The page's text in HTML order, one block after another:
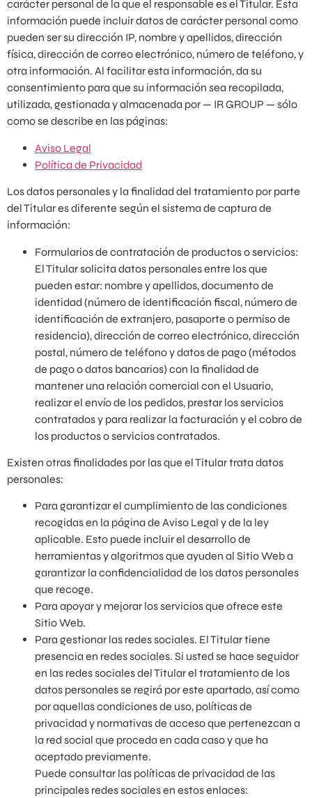
carácter personal de la que el responsable es el Titular. Esta
información puede incluir datos de carácter personal como
pueden ser su dirección IP, nombre y apellidos, dirección
física, dirección de correo electrónico, número de teléfono, y
otra información. Al facilitar esta información, da su
consentimiento para que su información sea recopilada,
utilizada, gestionada y almacenada por — IR GROUP — sólo
como se describe en las páginas:
Aviso Legal
Política de Privacidad
Los datos personales y la finalidad del tratamiento por parte
del Titular es diferente según el sistema de captura de
información:
Formularios de contratación de productos o servicios:
El Titular solicita datos personales entre los que
pueden estar: nombre y apellidos, documento de
identidad (número de identificación fiscal, número de
identificación de extranjero, pasaporte o permiso de
residencia), dirección de correo electrónico, dirección
postal, número de teléfono y datos de pago (métodos
de pago o datos bancarios) con la finalidad de
mantener una relación comercial con el Usuario,
realizar el envío de los pedidos, prestar los servicios
contratados y para realizar la facturación y el cobro de
los productos o servicios contratados.
Existen otras finalidades por las que el Titular trata datos
personales:
Para garantizar el cumplimiento de las condiciones
recogidas en la página de Aviso Legal y de la ley
aplicable. Esto puede incluir el desarrollo de
herramientas y algoritmos que ayuden al Sitio Web a
garantizar la confidencialidad de los datos personales
que recoge.
Para apoyar y mejorar los servicios que ofrece este
Sitio Web.
Para gestionar las redes sociales. El Titular tiene
presencia en redes sociales. Si usted se hace seguidor
en las redes sociales del Titular el tratamiento de los
datos personales se regirá por este apartado, así como
por aquellas condiciones de uso, políticas de
privacidad y normativas de acceso que pertenezcan a
la red social que proceda en cada caso y que ha
aceptado previamente.
Puede consultar las políticas de privacidad de las
principales redes sociales en estos enlaces: